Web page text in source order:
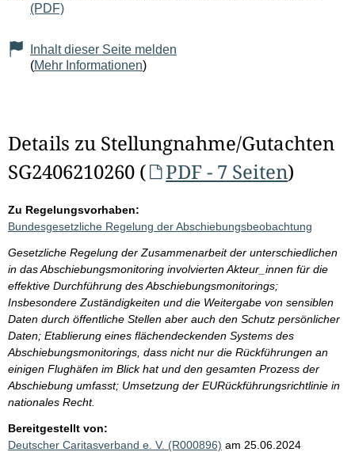
(PDF)
Inhalt dieser Seite melden
(Mehr Informationen)
Details zu Stellungnahme/Gutachten
SG2406210260 (
PDF - 7 Seiten)
Zu Regelungsvorhaben:
Bundesgesetzliche Regelung der Abschiebungsbeobachtung
Gesetzliche Regelung der Zusammenarbeit der unterschiedlichen
in das Abschiebungsmonitoring involvierten Akteur_innen für die
effektive Durchführung des Abschiebungsmonitorings;
Insbesondere Zuständigkeiten und die Weitergabe von sensiblen
Daten durch öffentliche Stellen aber auch den Schutz persönlicher
Daten; Etablierung eines flächendeckenden Systems des
Abschiebungsmonitorings, dass nicht nur die Rückführungen an
einigen Flughäfen im Blick hat und den gesamten Prozess der
Abschiebung umfasst; Umsetzung der EURückführungsrichtlinie in
nationales Recht.
Bereitgestellt von:
Deutscher Caritasverband e. V. (R000896) am 25.06.2024